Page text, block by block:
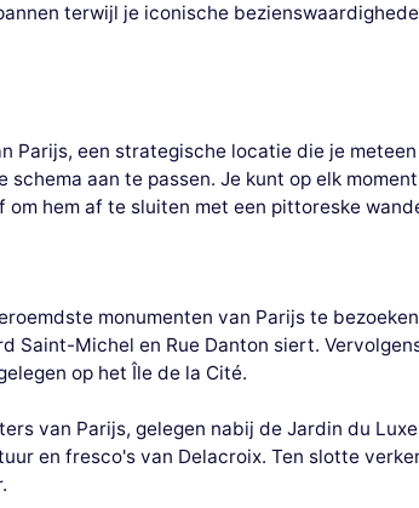
terwijl je iconische
een strategische locatie die je
aan te passen. Je kunt op elk
hem af te sluiten met een pittoreske
monumenten van Parijs te
Saint-Michel en Rue Danton siert.
op het Île de la Cité.
van Parijs, gelegen nabij de Jardin du
en fresco's van Delacroix. Ten slotte